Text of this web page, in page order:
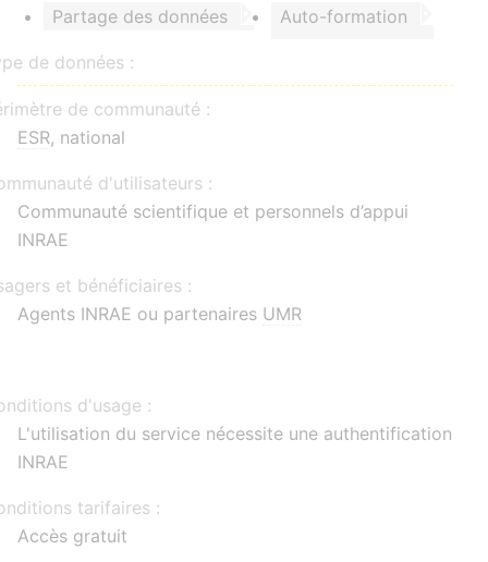
Partage des données Auto-formation
de données :
de communauté :
ESR, national
d'utilisateurs :
Communauté scientifique et personnels d’appui
INRAE
et bénéficiaires :
Agents INRAE ou partenaires UMR
d'usage :
L'utilisation du service nécessite une authentification
INRAE
tarifaires :
Accès gratuit